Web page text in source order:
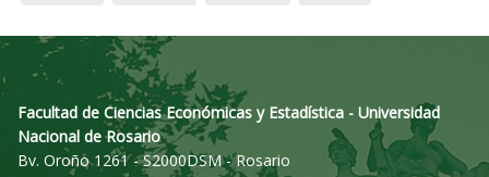
Facultad de Ciencias Económicas y Estadística - Universidad
Nacional de Rosario
Bv. Oroño 1261 - S2000DSM - Rosario